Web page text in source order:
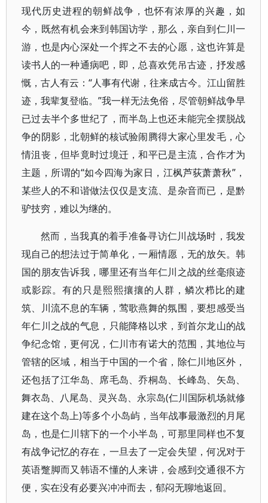
现代历史进程的朝鲜战争，也怀有浓厚的兴趣，如
今，既然有机会来到韩国访学，那么，亲自到仁川一
游，也是内心深处一个挥之不去的心愿，这也许算是
读书人的一种通病吧，即，总喜欢凭吊古迹，抒发感
慨，古人有云：“人事有代谢，往来成古今。江山留胜
迹，我辈复登临。”我一样无法免俗，尽管朝鲜战争早
已过去半个多世纪了，而半岛上也还未能完全摆脱战
争的阴影，北朝鲜的核试验闹腾得大家心里发毛，心
情沮丧，但毕竟时过境迁，和平已是主流，合作才为
主题，所谓的“如今四海为家日，江枫芦荻萧萧秋”，
某些人的不和谐做法仅仅是支流、是杂音而已，是黔
驴技穷，难以为继的。
然而，当我真的着手准备寻访仁川战场时，我发
现自己的想法过于简单化，一厢情愿，无的放矢。韩
国的朋友告诉我，哪里还有当年仁川之战的丝毫痕迹
或影踪。有的只是熙熙攘攘的人群，鳞次栉比的建
筑、川流不息的车辆，莺歌燕舞的氛围，要想感受当
年仁川之战的气息，只能降格以求，到首尔龙山的战
争纪念馆，更何况，仁川市有诺大的范围，其地位与
管辖的区域，相当于中国的一个省，除仁川地区外，
还包括了江华岛、席毛岛、乔桐岛、长峰岛、矢岛、
舞衣岛、八尾岛、灵兴岛、永宗岛(仁川国际机场就修
建在这个岛上)等多个小岛屿，当年战事最激烈的月尾
岛，也是仁川辖下的一个小半岛，可那里同样也不复
有战争记忆的存在，一旦去了一定会失望，何况对于
英语蹩脚而又韩语不懂的人来讲，会感到交通很不方
便，实在没有必要兴冲冲而去，郁闷无聊地返回。